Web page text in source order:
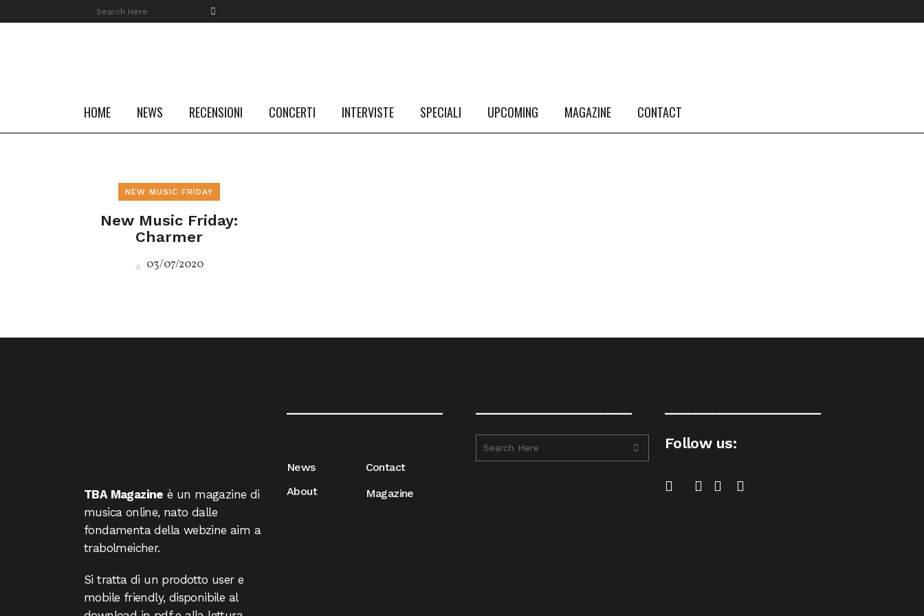
HOME NEWS RECENSIONI CONCERTI INTERVISTE SPECIALI UPCOMING MAGAZINE CONTACT
NEW MUSIC FRIDAY
New Music Friday:
Charmer
03/07/2020
FOLLOW US #TBA
INSTAGRAM FEED
TBA Magazine è un magazine di
musica online, nato dalle
fondamenta della webzine aim a
trabolmeicher.
Si tratta di un prodotto user e
mobile friendly, disponibile al
News
About
Contact
Magazine
Follow us: